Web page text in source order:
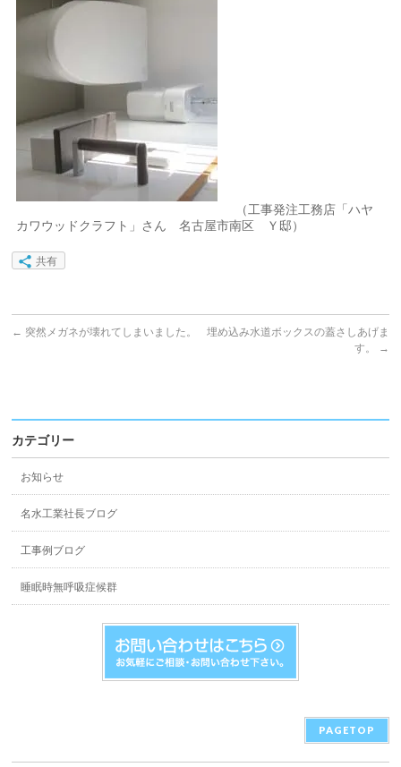
（工事発注工務店「ハヤ
カワウッドクラフト」さん 名古屋市南区 Ｙ邸）
共有
← 突然メガネが壊れてしまいました。
埋め込み水道ボックスの蓋さしあげま
す。
→
カテゴリー
お知らせ
名水工業社長ブログ
工事例ブログ
睡眠時無呼吸症候群
PAGETOP